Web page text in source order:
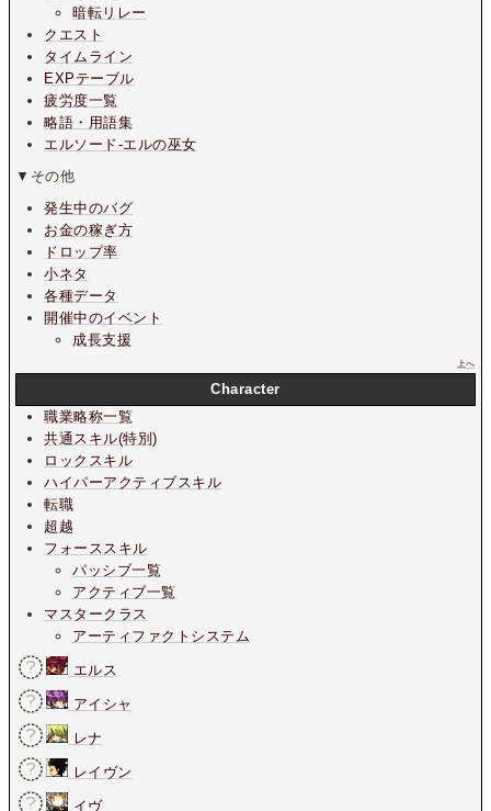
暗転リレー
クエスト
タイムライン
EXPテーブル
疲労度一覧
略語・用語集
エルソード-エルの巫女
▼その他
発生中のバグ
お金の稼ぎ方
ドロップ率
小ネタ
各種データ
開催中のイベント
成長支援
上へ
Character
職業略称一覧
共通スキル(特別)
ロックスキル
ハイパーアクティブスキル
転職
超越
フォーススキル
パッシブ一覧
アクティブ一覧
マスタークラス
アーティファクトシステム
エルス
アイシャ
レナ
レイヴン
イヴ